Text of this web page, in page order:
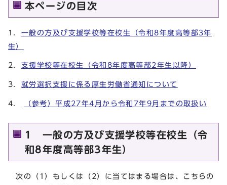
本ページの目次
1． 一般の方及び支援学校等在校生（令和8年度高等部3年
生）
2． 支援学校等在校生（令和8年度高等部2年生以降）
3． 就労選択支援に係る厚生労働省通知について
4. （参考）平成27年4月から令和7年9月までの取扱い
1 一般の方及び支援学校等在校生（令
和8年度高等部3年生）
次の（1）もしくは（2）に当てはまる場合は、こちらの